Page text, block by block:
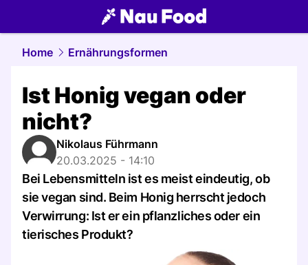
food.NAU.ch
Home Ernährungsformen
Ist Honig vegan oder
nicht?
Nikolaus Führmann
20.03.2025 - 14:10
Bei Lebensmitteln ist es meist eindeutig, ob
sie vegan sind. Beim Honig herrscht jedoch
Verwirrung: Ist er ein pflanzliches oder ein
tierisches Produkt?